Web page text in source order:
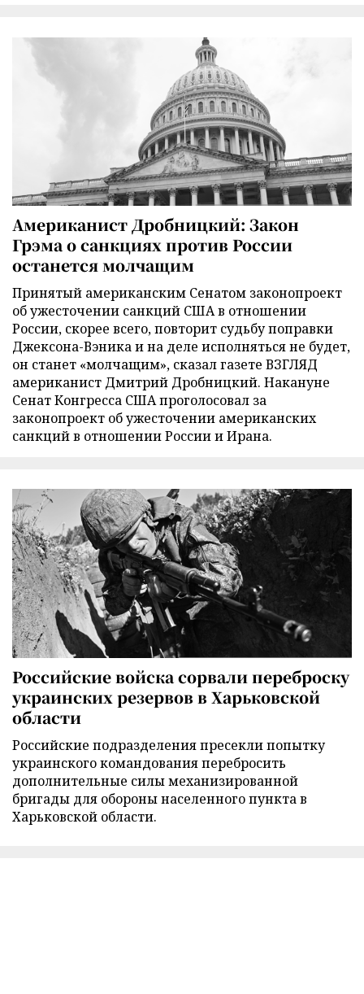
Американист Дробницкий: Закон
Грэма о санкциях против России
останется молчащим
Принятый американским Сенатом законопроект
об ужесточении санкций США в отношении
России, скорее всего, повторит судьбу поправки
Джексона-Вэника и на деле исполняться не будет,
он станет «молчащим», сказал газете ВЗГЛЯД
американист Дмитрий Дробницкий. Накануне
Сенат Конгресса США проголосовал за
законопроект об ужесточении американских
санкций в отношении России и Ирана.
Российские войска сорвали переброску
украинских резервов в Харьковской
области
Российские подразделения пресекли попытку
украинского командования перебросить
дополнительные силы механизированной
бригады для обороны населенного пункта в
Харьковской области.